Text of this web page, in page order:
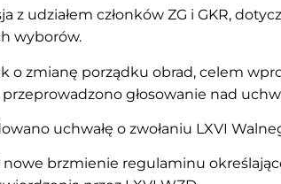
z udziałem członków ZG i GKR,
wyborów.
o zmianę porządku obrad, celem
głosowanie nad
uchwałę o zwołaniu LXVI
nowe brzmienie regulaminu